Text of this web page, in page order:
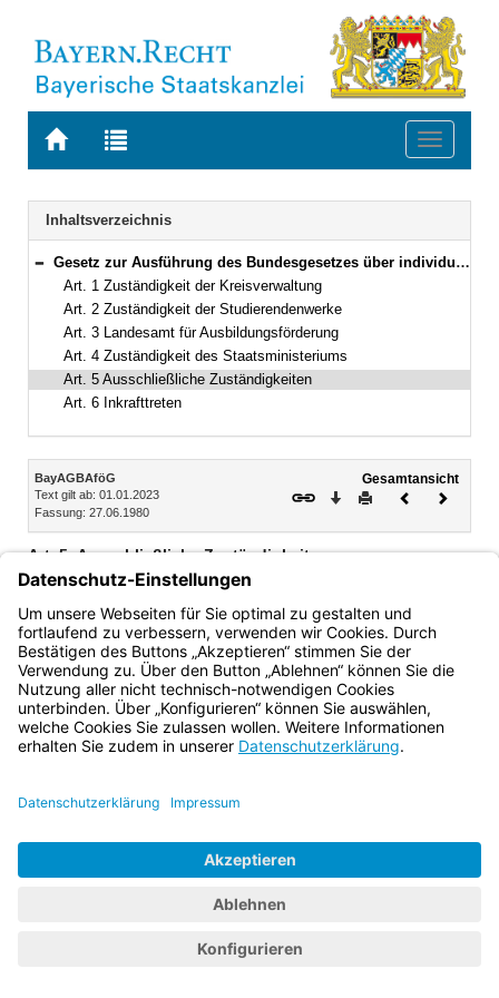
Zur
BAYERN.RECHT
Zur
letzten
Suche
Toggle
Navigation
Inhaltsverzeichnis
Bereich reduzieren
Gesetz zur Ausführung des Bundesgesetzes über individuelle Förderung der Ausbildung (Bayerisches Ausführungsgesetz zum Bundesausbildungsförderungsgesetz – BayAGBAföG) in der Fassung der Bekanntmachung vom 27. Juni 1980 (BayRS IV S. 242) BayRS 2230-2-1-K/WK (Art. 1–6)
Art. 1 Zuständigkeit der Kreisverwaltung
Art. 2 Zuständigkeit der Studierendenwerke
Art. 3 Landesamt für Ausbildungsförderung
Art. 4 Zuständigkeit des Staatsministeriums
Art. 5 Ausschließliche Zuständigkeiten
Art. 6 Inkrafttreten
Inhalt
BayAGBAföG
Text gilt ab: 01.01.2023
Fassung: 27.06.1980
Gesamtansicht
Download
DruckenVorheriges
Art. 5 Ausschließliche Zuständigkeiten
Für den Vollzug des Bundesausbildungsförderungsgesetzes
sind ausschließlich die in Art. 1 bis 4 genannten Stellen
zuständig.
Bayern.de
BayernPortal
Impressum